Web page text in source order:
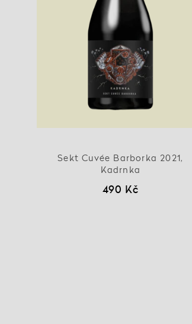
Sekt Cuvée Barborka 2021,
Kadrnka
490 Kč